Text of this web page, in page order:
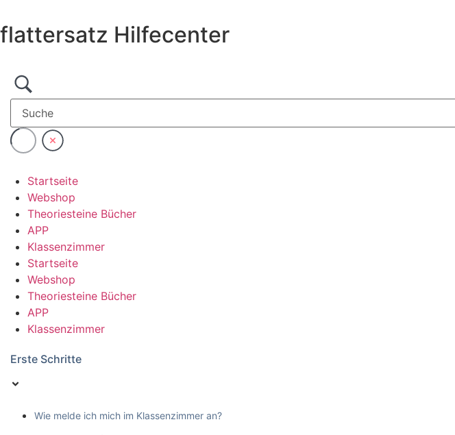
Inhalt
wechseln
flattersatz Hilfecenter
Startseite
Webshop
Theoriesteine Bücher
APP
Klassenzimmer
Startseite
Webshop
Theoriesteine Bücher
APP
Klassenzimmer
Erste Schritte
Wie melde ich mich im Klassenzimmer an?